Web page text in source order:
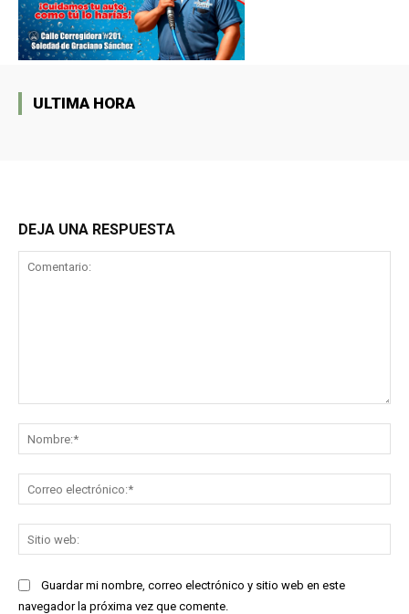
ULTIMA HORA
DEJA UNA RESPUESTA
Guardar mi nombre, correo electrónico y sitio web en este
navegador la próxima vez que comente.